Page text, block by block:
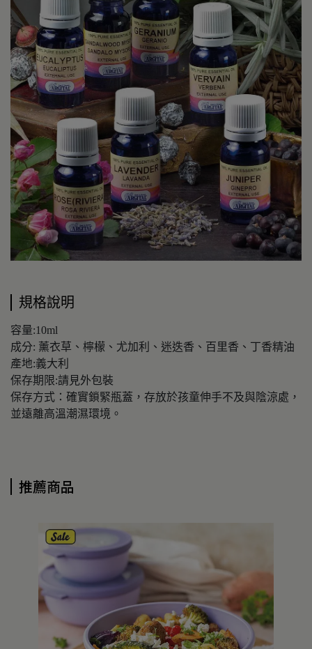
規格說明
容量:10ml
成分: 薰衣草、檸檬、尤加利、迷迭香、百里香、丁香精油
產地:義大利
保存期限:請見外包裝
保存方式：確實鎖緊瓶蓋，存放於孩童伸手不及與陰涼處，
並遠離高溫潮濕環境。
推薦商品